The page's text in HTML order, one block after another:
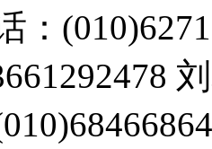
：